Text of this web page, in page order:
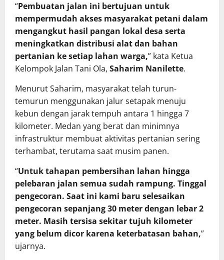
“Pembuatan jalan ini bertujuan untuk
mempermudah akses masyarakat petani dalam
mengangkut hasil pangan lokal desa serta
meningkatkan distribusi alat dan bahan
pertanian ke setiap lahan warga,” kata Ketua
Kelompok Jalan Tani Ola, Saharim Nanilette.
Menurut Saharim, masyarakat telah turun-
temurun menggunakan jalur setapak menuju
kebun dengan jarak tempuh antara 1 hingga 7
kilometer. Medan yang berat dan minimnya
infrastruktur membuat aktivitas pertanian sering
terhambat, terutama saat musim panen.
“Untuk tahapan pembersihan lahan hingga
pelebaran jalan semua sudah rampung. Tinggal
pengecoran. Saat ini kami baru selesaikan
pengecoran sepanjang 30 meter dengan lebar 2
meter. Masih tersisa sekitar tujuh kilometer
yang belum dicor karena keterbatasan bahan,”
ujarnya.